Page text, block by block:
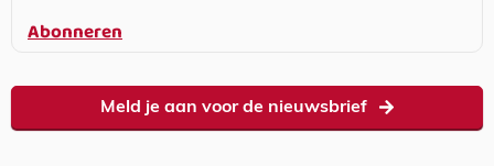
Abonneren
Meld je aan voor de nieuwsbrief